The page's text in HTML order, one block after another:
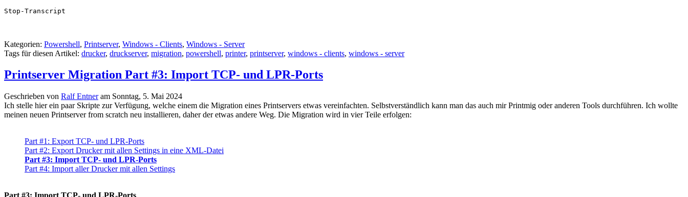
Kategorien: Powershell, Printserver, Windows - Clients, Windows - Server
Tags für diesen Artikel: drucker, druckserver, migration, powershell, printer, printserver, windows - clients, windows - server
Printserver Migration Part #3: Import TCP- und LPR-Ports
Geschrieben von Ralf Entneram Sonntag, 5. Mai 2024
Ich stelle hier ein paar Skripte zur Verfügung, welche einem die Migration eines Printservers etwas vereinfachten. Selbstverständlich kann man das auch mir Printmig oder anderen Tools durchführen. Ich wollte
meinen neuen Printserver from scratch neu installieren, daher der etwas andere Weg. Die Migration wird in vier Teile erfolgen:
Part #1: Export TCP- und LPR-Ports
Part #2: Export Drucker mit allen Settings in eine XML-Datei
Part #3: Import TCP- und LPR-Ports
Part #4: Import aller Drucker mit allen Settings